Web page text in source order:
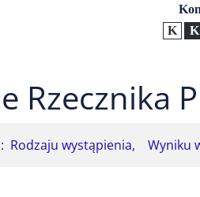
Ustawienia
Rzecznika
Rodzaju wystąpienia, Wyniku